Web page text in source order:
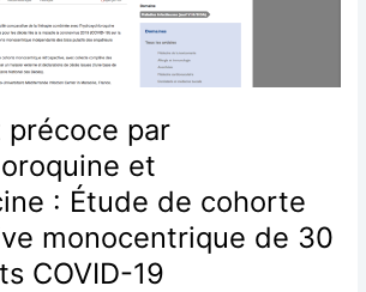
par
et
: Étude de cohorte
monocentrique de 30
COVID-19